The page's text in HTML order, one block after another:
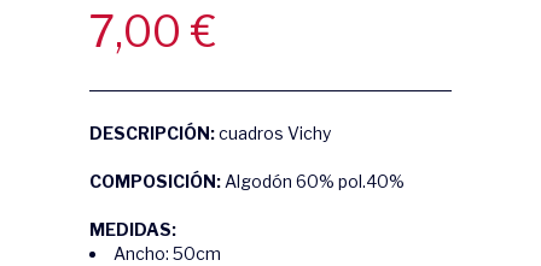
7,00 €
DESCRIPCIÓN:cuadros Vichy
COMPOSICIÓN: Algodón 60% pol.40%
MEDIDAS:
Ancho: 50cm